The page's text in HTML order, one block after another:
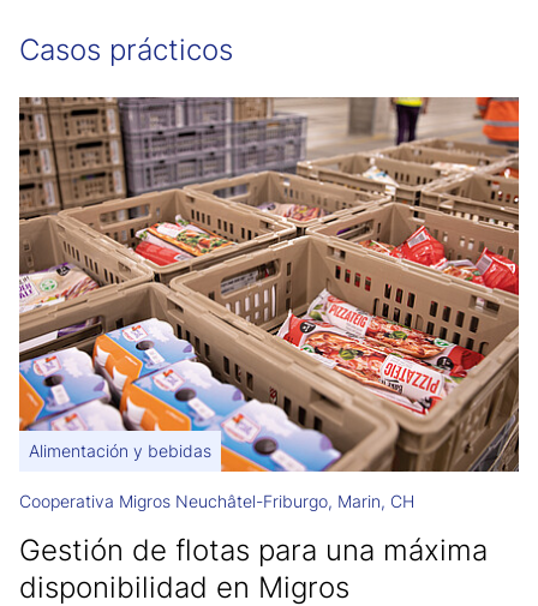
Casos prácticos
Alimentación y bebidas
Cooperativa Migros Neuchâtel-Friburgo, Marin, CH
Gestión de flotas para una máxima
disponibilidad en Migros